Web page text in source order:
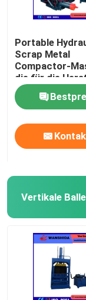
Portable
Scrap Metal
Compactor-
die für die
von
verwendet wird
Vertikale